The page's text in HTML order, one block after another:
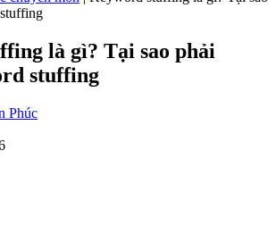
là gì? Tại sao phải
stuffing
Phúc